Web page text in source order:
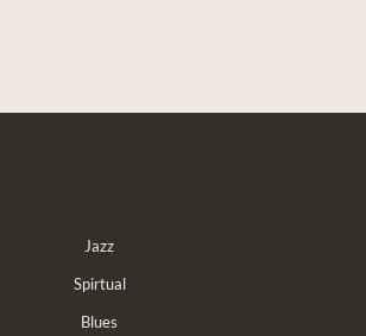
Jazz
Spirtual
Blues